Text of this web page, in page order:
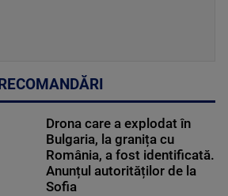
RECOMANDĂRI
Drona care a explodat în
Bulgaria, la granița cu
România, a fost identificată.
Anunțul autorităților de la
Sofia